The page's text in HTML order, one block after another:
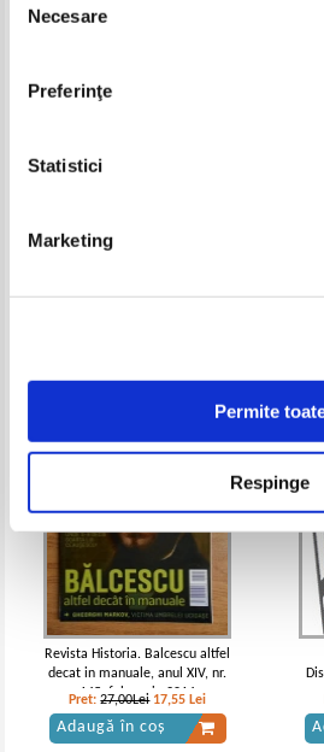
consimțământului
Necesare
Preferinţe
Statistici
Marketing
Permite
Respinge
Vladimir Tismaneanu - Fantoma
Pret:16,00Lei 11,20 Lei
Revista Historia. Balcescu altfel
decat in manuale, anul XIV, nr.
145, februarie 2014
Pret:27,00Lei 17,55 Lei
Adaugă în coș